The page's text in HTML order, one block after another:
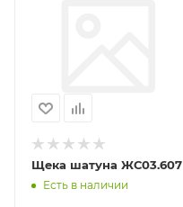
Щека шатуна ЖС03.607
Есть в наличии